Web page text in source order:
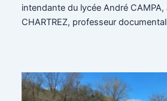
intendante du lycée André CAMPA,
CHARTREZ, professeur